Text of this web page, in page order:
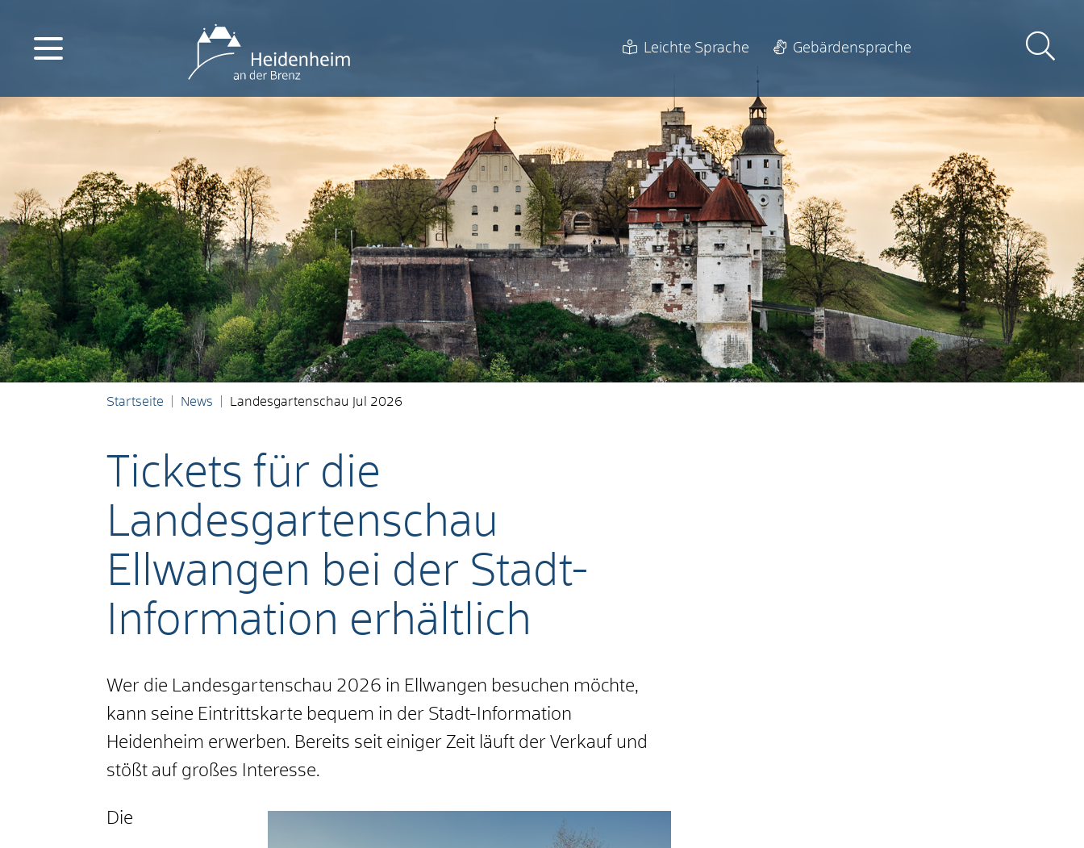
Leichte Sprache Gebärdensprache
Startseite News Landesgartenschau Jul 2026
Tickets für die
Landesgartenschau
Ellwangen bei der Stadt-
Information erhältlich
Wer die Landesgartenschau 2026 in Ellwangen besuchen möchte,
kann seine Eintrittskarte bequem in der Stadt-Information
Heidenheim erwerben. Bereits seit einiger Zeit läuft der Verkauf und
stößt auf großes Interesse.
Die